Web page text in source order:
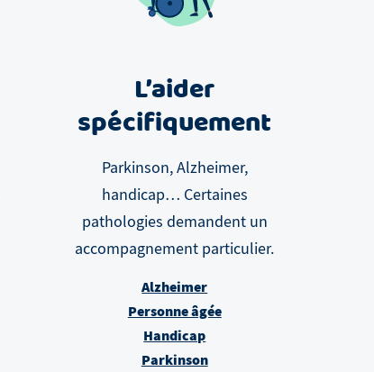
L’aider
spécifiquement
Parkinson, Alzheimer,
handicap… Certaines
pathologies demandent un
accompagnement particulier.
Alzheimer
Personne âgée
Handicap
Parkinson